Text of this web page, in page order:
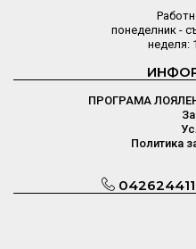
понеделник -
неделя:
ПРОГРАМА
Политика